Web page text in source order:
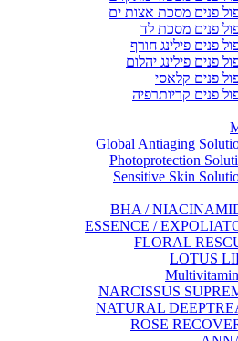
פנים מסכת אצות ים
פנים מסכת לד
פנים פילינג חורף
פנים פילינג יהלום
פנים קלאסי
פנים קריותרפיה